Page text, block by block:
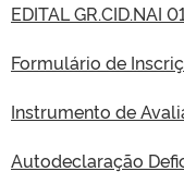
EDITAL GR.CID.NAI
Formulário de
Instrumento de
Autodeclaração